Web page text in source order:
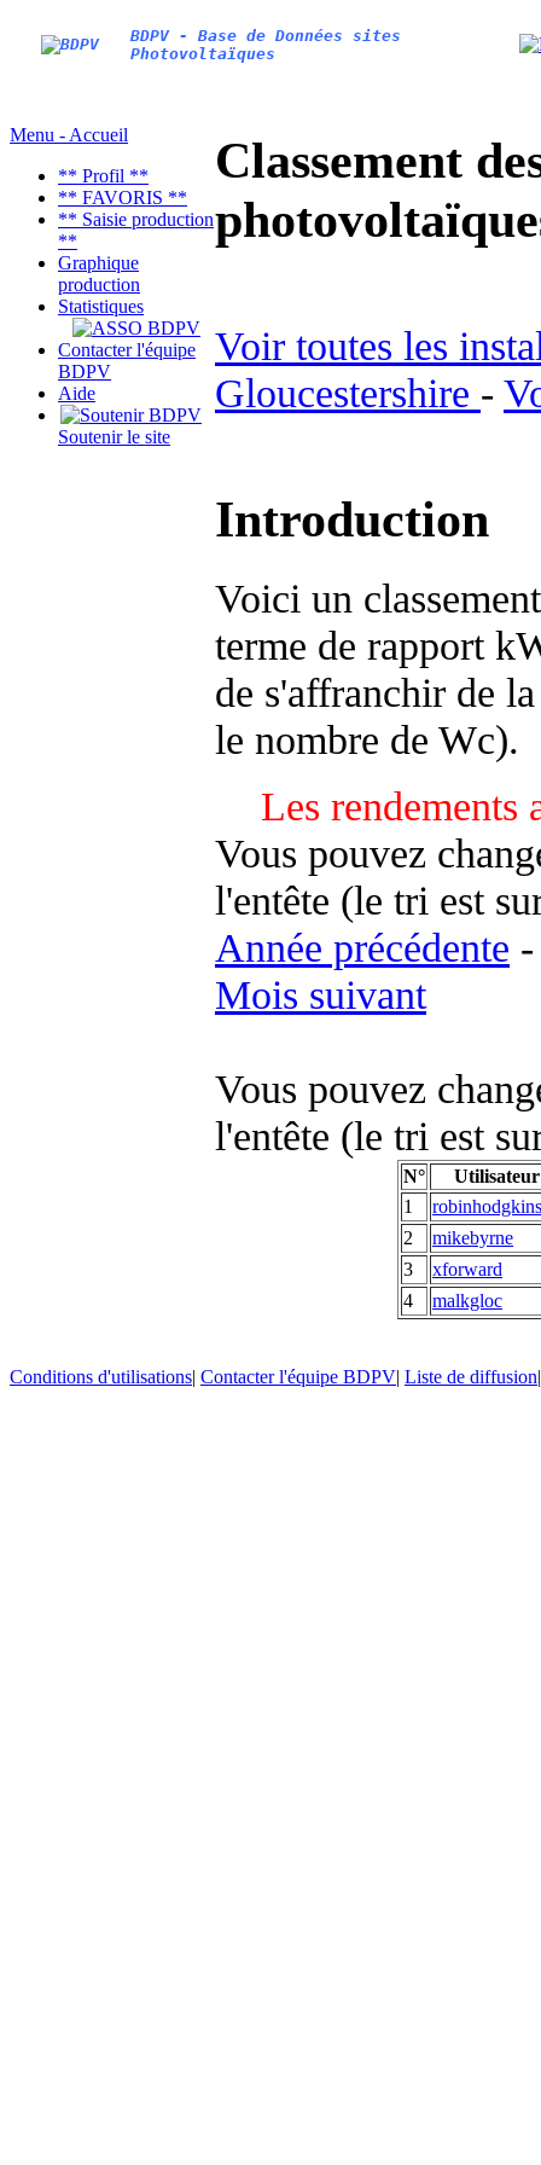
BDPV - Base de Données sites
Photovoltaïques
Menu - Accueil
** Profil **
** FAVORIS **
** Saisie production
**
Graphique
production
Statistiques
Contacter l'équipe
BDPV
Aide
Soutenir le site
Classement
Voir toutes les
Gloucestershire -
Introduction
Voici un
terme de rapport
de s'affranchir de
le nombre de Wc).
Les rendements
Vous pouvez
l'entête (le tri est
Année précédente -
Mois suivant
Vous pouvez
l'entête (le tri est
N°
Utilisateur
1
2
mikebyrne
3
xforward
4
malkgloc
Conditions d'utilisations| Contacter l'équipe BDPV| Liste de diffusion